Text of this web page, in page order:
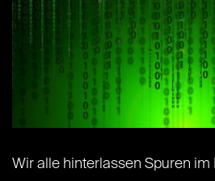
Wir alle hinterlassen Spuren im